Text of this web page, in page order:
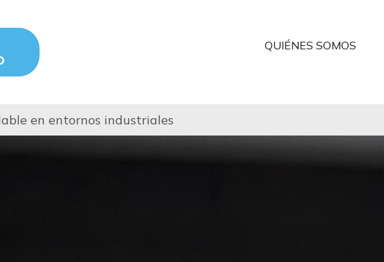
QUIÉNES SOMOS
en entornos industriales